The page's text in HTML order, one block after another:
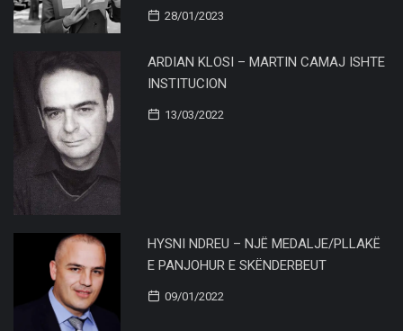
28/01/2023
ARDIAN KLOSI – MARTIN CAMAJ ISHTE
INSTITUCION
13/03/2022
HYSNI NDREU – NJË MEDALJE/PLLAKË
E PANJOHUR E SKËNDERBEUT
09/01/2022